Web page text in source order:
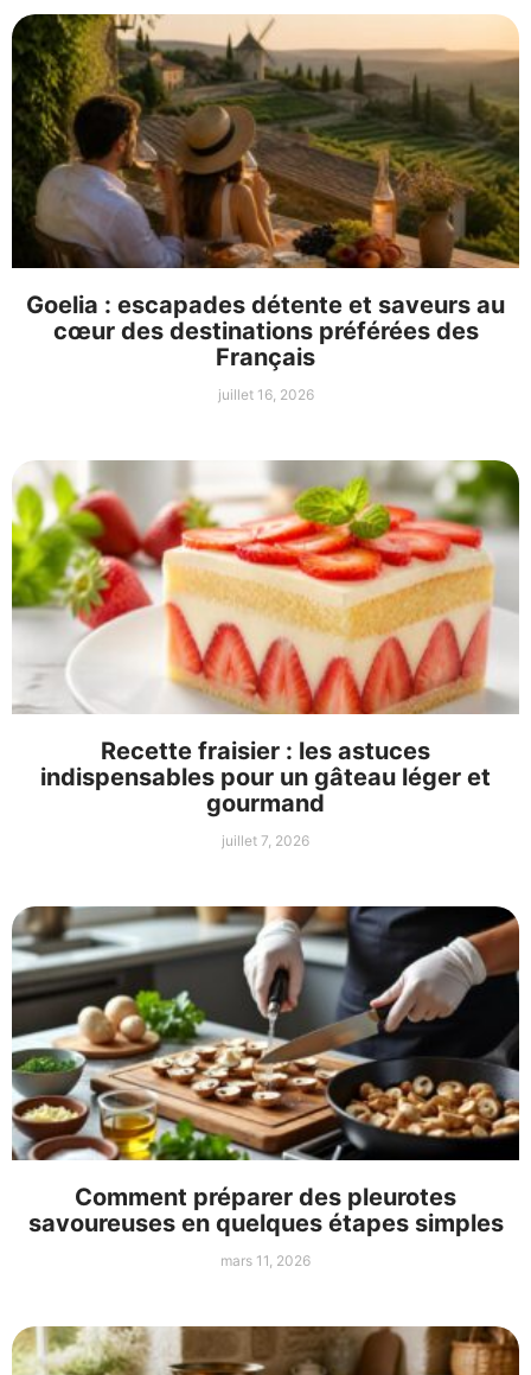
Goelia : escapades détente et saveurs au
cœur des destinations préférées des
Français
juillet 16, 2026
Recette fraisier : les astuces
indispensables pour un gâteau léger et
gourmand
juillet 7, 2026
Comment préparer des pleurotes
savoureuses en quelques étapes simples
mars 11, 2026